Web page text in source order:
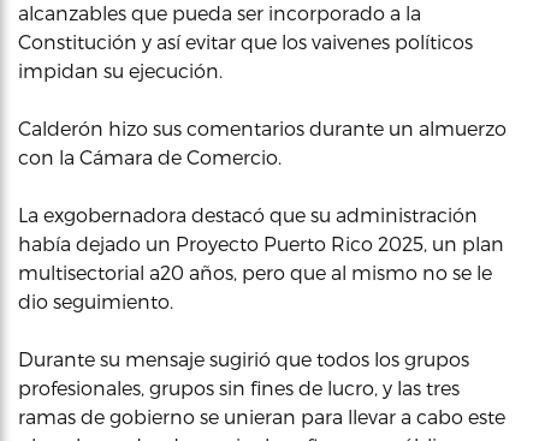
alcanzables que pueda ser incorporado a la
Constitución y así evitar que los vaivenes políticos
impidan su ejecución.
Calderón hizo sus comentarios durante un almuerzo
con la Cámara de Comercio.
La exgobernadora destacó que su administración
había dejado un Proyecto Puerto Rico 2025, un plan
multisectorial a20 años, pero que al mismo no se le
dio seguimiento.
Durante su mensaje sugirió que todos los grupos
profesionales, grupos sin fines de lucro, y las tres
ramas de gobierno se unieran para llevar a cabo este